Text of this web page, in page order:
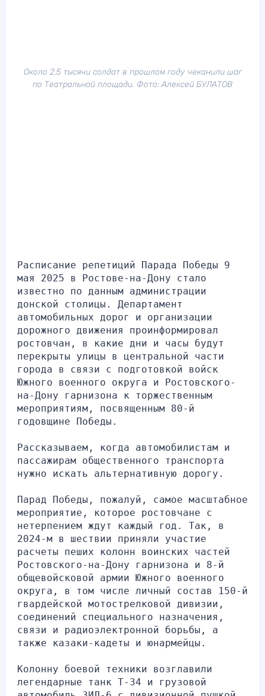
Около 2,5 тысячи солдат в прошлом году чеканили шаг
по Театральной площади. Фото: Алексей БУЛАТОВ
Расписание репетиций Парада Победы 9
мая 2025 в Ростове-на-Дону стало
известно по данным администрации
донской столицы. Департамент
автомобильных дорог и организации
дорожного движения проинформировал
ростовчан, в какие дни и часы будут
перекрыты улицы в центральной части
города в связи с подготовкой войск
Южного военного округа и Ростовского-
на-Дону гарнизона к торжественным
мероприятиям, посвященным 80-й
годовщине Победы.
Рассказываем, когда автомобилистам и
пассажирам общественного транспорта
нужно искать альтернативную дорогу.
Парад Победы, пожалуй, самое масштабное
мероприятие, которое ростовчане с
нетерпением ждут каждый год. Так, в
2024-м в шествии приняли участие
расчеты пеших колонн воинских частей
Ростовского-на-Дону гарнизона и 8-й
общевойсковой армии Южного военного
округа, в том числе личный состав 150-й
гвардейской мотострелковой дивизии,
соединений специального назначения,
связи и радиоэлектронной борьбы, а
также казаки-кадеты и юнармейцы.
Колонну боевой техники возглавили
легендарные танк Т-34 и грузовой